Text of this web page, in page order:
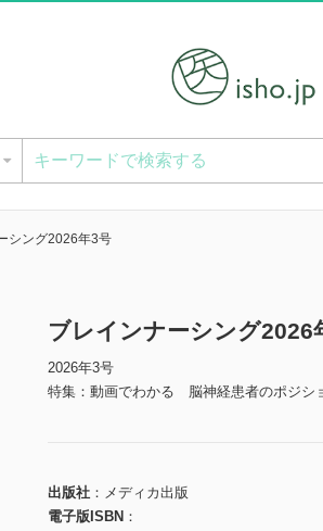
シング2026年3号
ブレインナーシング2026
2026年3号
特集：動画でわかる 脳神経患者のポジシ
出版社
メディカ出版
電子版ISBN